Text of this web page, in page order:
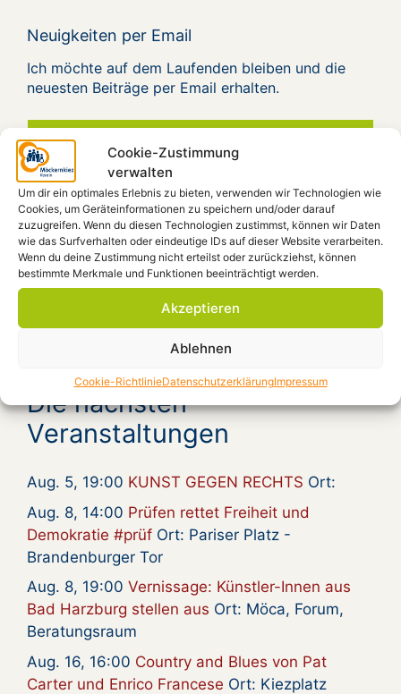
Cookie-Zustimmung
verwalten
Um dir ein optimales Erlebnis zu bieten, verwenden wir Technologien wie
Cookies, um Geräteinformationen zu speichern und/oder darauf
zuzugreifen. Wenn du diesen Technologien zustimmst, können wir Daten
wie das Surfverhalten oder eindeutige IDs auf dieser Website verarbeiten.
Wenn du deine Zustimmung nicht erteilst oder zurückziehst, können
bestimmte Merkmale und Funktionen beeinträchtigt werden.
Akzeptieren
Ablehnen
Cookie-RichtlinieDatenschutzerklärungImpressum
Neuigkeiten per Email
Ich möchte auf dem Laufenden bleiben und die
neuesten Beiträge per Email erhalten.
Ich möchte dem Verein beitreten
Beitrittsformular
Die nächsten
Veranstaltungen
Aug. 5, 19:00 KUNST GEGEN RECHTS Ort:
Aug. 8, 14:00 Prüfen rettet Freiheit und
Demokratie #prüf Ort: Pariser Platz -
Brandenburger Tor
Aug. 8, 19:00 Vernissage: Künstler-Innen aus
Bad Harzburg stellen aus Ort: Möca, Forum,
Beratungsraum
Aug. 16, 16:00 Country and Blues von Pat
Carter und Enrico Francese Ort: Kiezplatz